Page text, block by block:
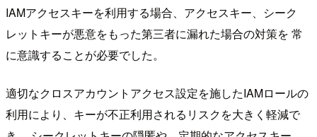
IAMアクセスキーを利用する場合、アクセスキー、シーク
レットキーが悪意をもった第三者に漏れた場合の対策を 常
に意識することが必要でした。
適切なクロスアカウントアクセス設定を施したIAMロールの
利用により、キーが不正利用されるリスクを大きく軽減で